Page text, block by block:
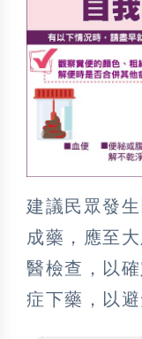
建議民眾發
成藥，應至
醫檢查，以
症下藥，以